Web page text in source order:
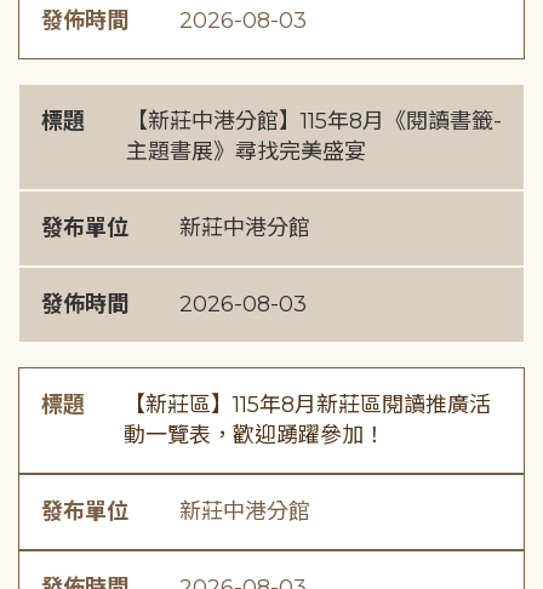
發佈時間 2026-08-03
標題
【新莊中港分館】115年8月《閱讀書籤-
主題書展》尋找完美盛宴
發布單位 新莊中港分館
發佈時間 2026-08-03
標題
【新莊區】115年8月新莊區閱讀推廣活
動一覽表，歡迎踴躍參加！
發布單位 新莊中港分館